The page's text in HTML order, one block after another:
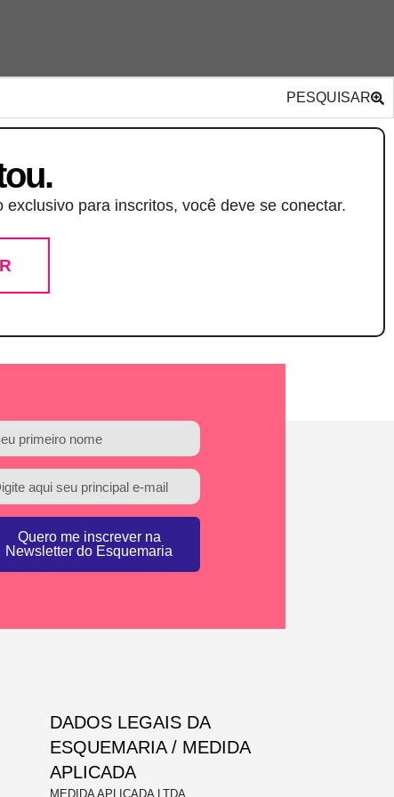
PESQUISAR
para inscritos, você deve se conectar.
Quero me inscrever na
Newsletter do Esquemaria
DADOS LEGAIS DA
ESQUEMARIA / MEDIDA
APLICADA
MEDIDA APLICADA LTDA